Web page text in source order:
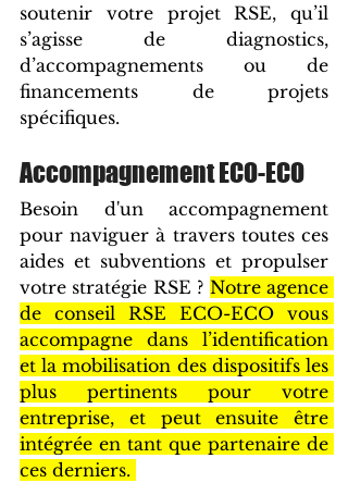
soutenir votre projet RSE, qu’il
s’agisse de diagnostics,
d’accompagnements ou de
financements de projets
spécifiques.
Accompagnement ECO-ECO
Besoin d'un accompagnement
pour naviguer à travers toutes ces
aides et subventions et propulser
votre stratégie RSE ? Notre agence
de conseil RSE ECO-ECO vous
accompagne dans l’identification
et la mobilisation des dispositifs les
plus pertinents pour votre
entreprise, et peut ensuite être
intégrée en tant que partenaire de
ces derniers.